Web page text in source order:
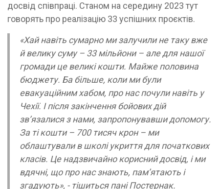
досвід співпраці. Станом на середину 2023 тут
говорять про реалізацію 33 успішних проєктів.
«Хай навіть сумарно ми залучили не таку вже
й велику суму – 33 мільйони – але для нашої
громади це великі кошти. Майже половина
бюджету. Ба більше, коли ми були
евакуаційним хабом, про нас почули навіть у
Чехії. І після закінчення бойових дій
зв’язалися з нами, запропонувавши допомогу.
За ті кошти – 700 тисяч крон – ми
облаштували в школі укриття для початкових
класів. Це надзвичайно корисний досвід, і ми
вдячні, що про нас знають, пам’ятають і
згадують», - тішиться пані Постернак.